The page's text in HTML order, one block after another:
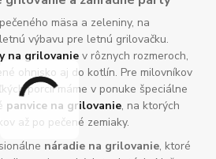
mäsa a zeleniny, na
výbavu pre letnú grilovačku.
na grilovanie v rôznych rozmeroch,
ohnisko aj do kotlín. Pre milovníkov
porcií máme v ponuke špeciálne
panvice na grilovanie, na ktorých
až po pečené zemiaky.
náradie na grilovanie, ktoré